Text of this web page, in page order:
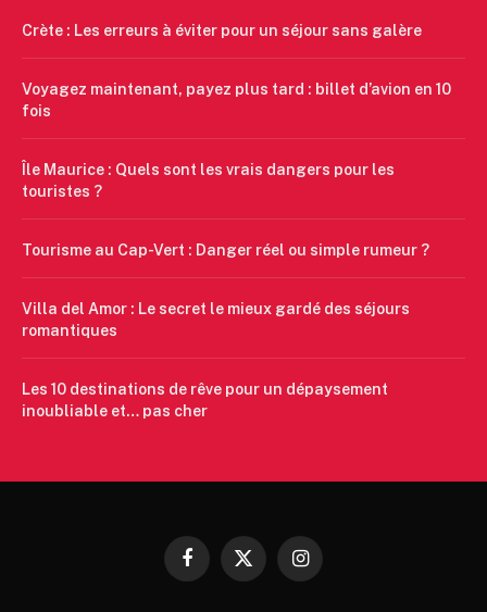
Crète : Les erreurs à éviter pour un séjour sans galère
Voyagez maintenant, payez plus tard : billet d’avion en 10
fois
Île Maurice : Quels sont les vrais dangers pour les
touristes ?
Tourisme au Cap-Vert : Danger réel ou simple rumeur ?
Villa del Amor : Le secret le mieux gardé des séjours
romantiques
Les 10 destinations de rêve pour un dépaysement
inoubliable et… pas cher
Facebook
X
Instagram